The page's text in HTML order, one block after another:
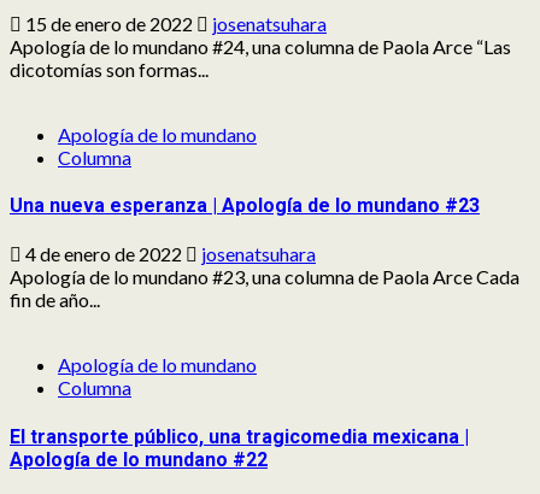
15 de enero de 2022
josenatsuhara
Apología de lo mundano #24, una columna de Paola Arce “Las
dicotomías son formas...
Apología de lo mundano
Columna
Una nueva esperanza | Apología de lo mundano #23
4 de enero de 2022
josenatsuhara
Apología de lo mundano #23, una columna de Paola Arce Cada
fin de año...
Apología de lo mundano
Columna
El transporte público, una tragicomedia mexicana |
Apología de lo mundano #22